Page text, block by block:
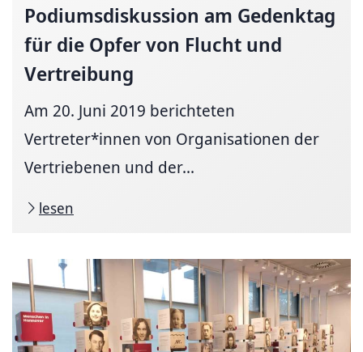
Podiumsdiskussion am Gedenktag
für die Opfer von Flucht und
Vertreibung
Am 20. Juni 2019 berichteten
Vertreter*innen von Organisationen der
Vertriebenen und der...
lesen